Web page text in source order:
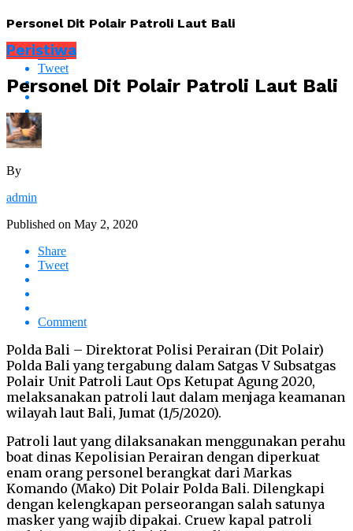
Personel Dit Polair Patroli Laut Bali
Share
Tweet
Peristiwa
Personel Dit Polair Patroli Laut Bali
By
admin
Published on May 2, 2020
Share
Tweet
Comment
Polda Bali – Direktorat Polisi Perairan (Dit Polair)
Polda Bali yang tergabung dalam Satgas V Subsatgas
Polair Unit Patroli Laut Ops Ketupat Agung 2020,
melaksanakan patroli laut dalam menjaga keamanan
wilayah laut Bali, Jumat (1/5/2020).
Patroli laut yang dilaksanakan menggunakan perahu
boat dinas Kepolisian Perairan dengan diperkuat
enam orang personel berangkat dari Markas
Komando (Mako) Dit Polair Polda Bali. Dilengkapi
dengan kelengkapan perseorangan salah satunya
masker yang wajib dipakai. Cruew kapal patroli